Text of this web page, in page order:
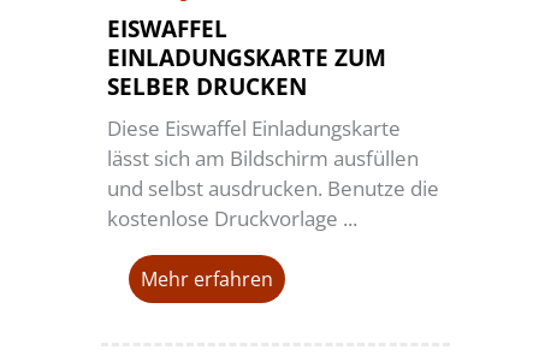
EISWAFFEL
EINLADUNGSKARTE ZUM
SELBER DRUCKEN
Diese Eiswaffel Einladungskarte
lässt sich am Bildschirm ausfüllen
und selbst ausdrucken. Benutze die
kostenlose Druckvorlage ...
Mehr erfahren